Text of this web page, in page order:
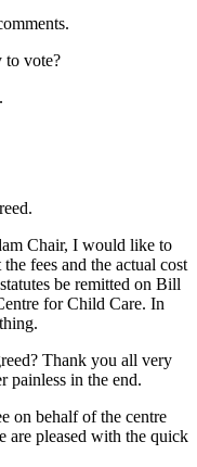
to vote?
Chair, I would like to
fees and the actual cost
be remitted on Bill
for Child Care. In
Thank you all very
painless in the end.
on behalf of the centre
are pleased with the quick